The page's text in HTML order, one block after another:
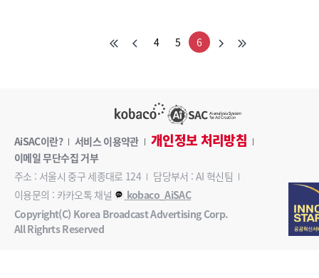
4 5 6
AiSAC이란? 서비스 이용약관 개인정보 처리방침
이메일 무단수집 거부
주소 : 서울시 중구 세종대로 124
담당부서 : AI 혁신팀
이용문의 : 카카오톡 채널
kobaco_AiSAC
Copyright(C) Korea Broadcast Advertising Corp.
All Righrts Reserved